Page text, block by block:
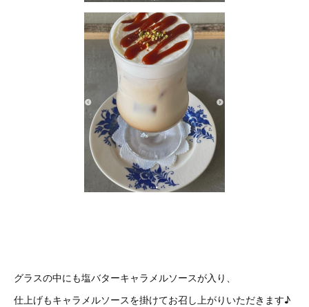
グラスの中にも塩バターキャラメルソースが入り、
仕上げもキャラメルソースを掛けてお召し上がりいただきます♪